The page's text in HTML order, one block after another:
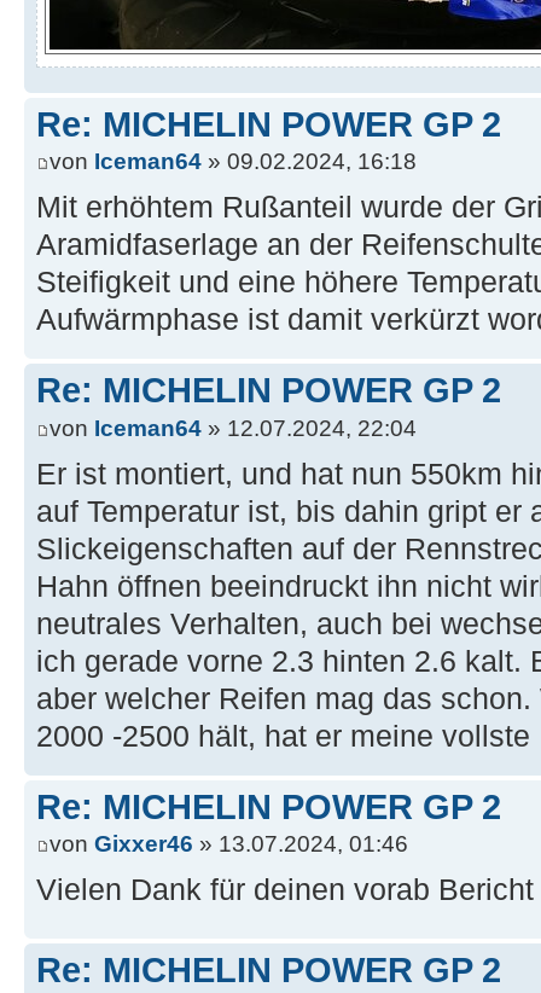
Re: MICHELIN POWER GP 2
von Iceman64 » 09.02.2024, 16:18
Mit erhöhtem Rußanteil wurde der
Aramidfaserlage an der
Steifigkeit und eine höhere
Aufwärmphase ist damit verkürzt
Re: MICHELIN POWER GP 2
von Iceman64 » 12.07.2024, 22:04
Er ist montiert, und hat nun 550km
auf Temperatur ist, bis dahin gript er
Slickeigenschaften auf der
Hahn öffnen beeindruckt ihn nicht
neutrales Verhalten, auch bei
ich gerade vorne 2.3 hinten 2.6 kalt.
aber welcher Reifen mag das
2000 -2500 hält, hat er meine
Re: MICHELIN POWER GP 2
von Gixxer46 » 13.07.2024, 01:46
Vielen Dank für deinen vorab Bericht
Re: MICHELIN POWER GP 2